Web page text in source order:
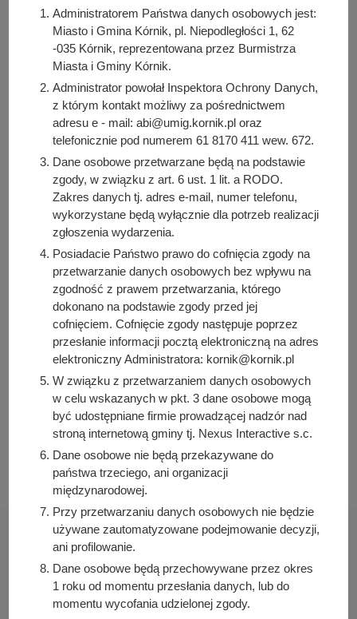
Do pobrania
PDF-Prognoza oddziaływania na środowisko (8.38 MB)
Liczba pobrań: 36
PDF-Projekt rysunku MPZP (9.87 MB)
Liczba pobrań: 98
PDF-Projekt Uchwały MPZP (316.84 KB)
Liczba pobrań: 51
ZIP-Dokument elektroniczny GML (2.34 KB)
Liczba pobrań: 23
Osoba odpowiedzialna za treść:
Magdalena Dziubałka
Osoba odpowiedzialna za publikację:
Bartosz Przybylski
Data wytworzenia:
2025-12-05 11:59:45
Data publikacji:
2025-12-05 12:01:18
Data ostatniej modyfikacji:
2025-12-05 14:53:31
Urząd Miasta i Gminy Kórnik
pl. Niepodległości 1
Administratorem Państwa danych osobowych jest:
Miasto i Gmina Kórnik, pl. Niepodległości 1, 62
-035 Kórnik, reprezentowana przez Burmistrza
Miasta i Gminy Kórnik.
Administrator powołał Inspektora Ochrony Danych,
z którym kontakt możliwy za pośrednictwem
adresu e - mail: abi@umig.kornik.pl oraz
telefonicznie pod numerem 61 8170 411 wew. 672.
Dane osobowe przetwarzane będą na podstawie
zgody, w związku z art. 6 ust. 1 lit. a RODO.
Zakres danych tj. adres e-mail, numer telefonu,
wykorzystane będą wyłącznie dla potrzeb realizacji
zgłoszenia wydarzenia.
Posiadacie Państwo prawo do cofnięcia zgody na
przetwarzanie danych osobowych bez wpływu na
zgodność z prawem przetwarzania, którego
dokonano na podstawie zgody przed jej
cofnięciem. Cofnięcie zgody następuje poprzez
przesłanie informacji pocztą elektroniczną na adres
elektroniczny Administratora: kornik@kornik.pl
W związku z przetwarzaniem danych osobowych
w celu wskazanych w pkt. 3 dane osobowe mogą
być udostępniane firmie prowadzącej nadzór nad
stroną internetową gminy tj. Nexus Interactive s.c.
Dane osobowe nie będą przekazywane do
państwa trzeciego, ani organizacji
międzynarodowej.
Przy przetwarzaniu danych osobowych nie będzie
używane zautomatyzowane podejmowanie decyzji,
ani profilowanie.
Dane osobowe będą przechowywane przez okres
1 roku od momentu przesłania danych, lub do
momentu wycofania udzielonej zgody.